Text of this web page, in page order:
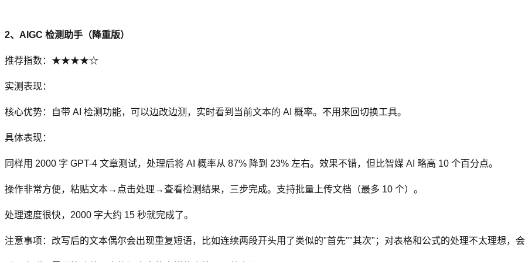
2、AIGC 检测助手（降重版）
推荐指数：★★★★☆
实测表现：
核心优势：自带 AI 检测功能，可以边改边测，实时看到当前文本的 AI 概率。不用来回切换工具。
具体表现：
同样用 2000 字 GPT-4 文章测试，处理后将 AI 概率从 87% 降到 23% 左右。效果不错，但比智媒 AI 略高 10 个百分点。
操作非常方便，粘贴文本→点击处理→查看检测结果，三步完成。支持批量上传文档（最多 10 个）。
处理速度很快，2000 字大约 15 秒就完成了。
注意事项：改写后的文本偶尔会出现重复短语，比如连续两段开头用了类似的"首先""其次"；对表格和公式的处理不太理想，会